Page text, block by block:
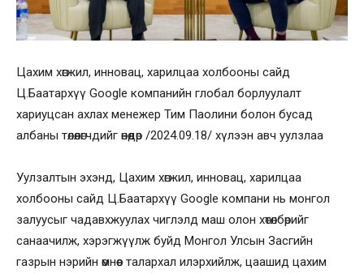
Цахим хөгжил, инновац, харилцаа холбооны сайд
Ц.Баатархүү Google компанийн глобал борлуулалт
хариуцсан ахлах менежер Тим Паолини болон бусад
албаны төлөөлөгчдийг өнөөдөр /2024.09.18/ хүлээн авч уулзлаа
Уулзалтын эхэнд, Цахим хөгжил, инновац, харилцаа
холбооны сайд Ц.Баатархүү Google компани нь монгол
залуусыг чадавхжуулах чиглэлд маш олон хөтөлбөрийг
санаачилж, хэрэгжүүлж буйд Монгол Улсын Засгийн
газрын нэрийн өмнөөс талархал илэрхийлж, цаашид цахим